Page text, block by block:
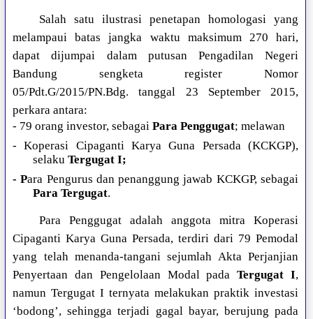
Salah satu ilustrasi penetapan homologasi yang
melampaui batas jangka waktu maksimum 270 hari,
dapat dijumpai dalam putusan Pengadilan Negeri
Bandung sengketa register Nomor
05/Pdt.G/2015/PN.Bdg. tanggal 23 September 2015,
perkara antara:
- 79 orang investor, sebagaiPara Penggugat; melawan
- Koperasi Cipaganti Karya Guna Persada (KCKGP),
selaku Tergugat I;
- Para Pengurus dan penanggung jawab KCKGP, sebagai
Para Tergugat.
Para Penggugat adalah anggota mitra Koperasi
Cipaganti Karya Guna Persada, terdiri dari 79 Pemodal
yang telah menanda-tangani sejumlah Akta Perjanjian
Penyertaan dan Pengelolaan Modal padaTergugat I,
namun Tergugat I ternyata melakukan praktik investasi
‘bodong’, sehingga terjadi gagal bayar, berujung pada